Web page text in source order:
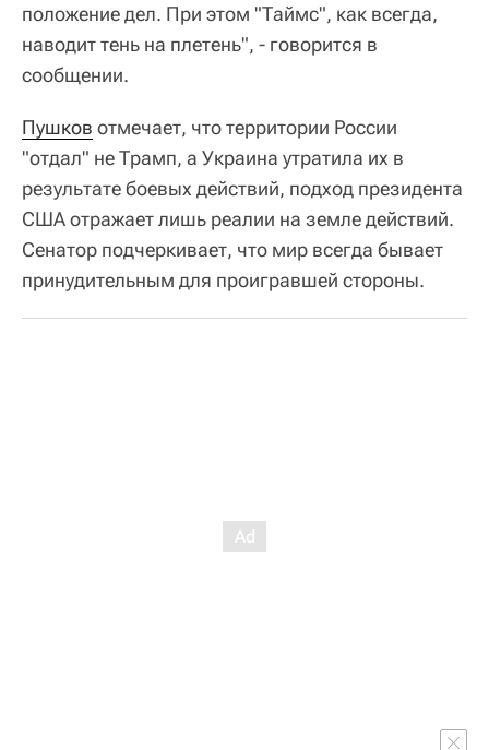
положение дел. При этом "Таймс", как всегда,
наводит тень на плетень", - говорится в
сообщении.
Пушков отмечает, что территории России
"отдал" не Трамп, а Украина утратила их в
результате боевых действий, подход президента
США отражает лишь реалии на земле действий.
Сенатор подчеркивает, что мир всегда бывает
принудительным для проигравшей стороны.